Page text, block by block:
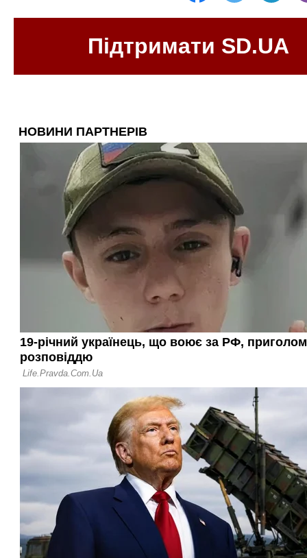
Підтримати SD.UA